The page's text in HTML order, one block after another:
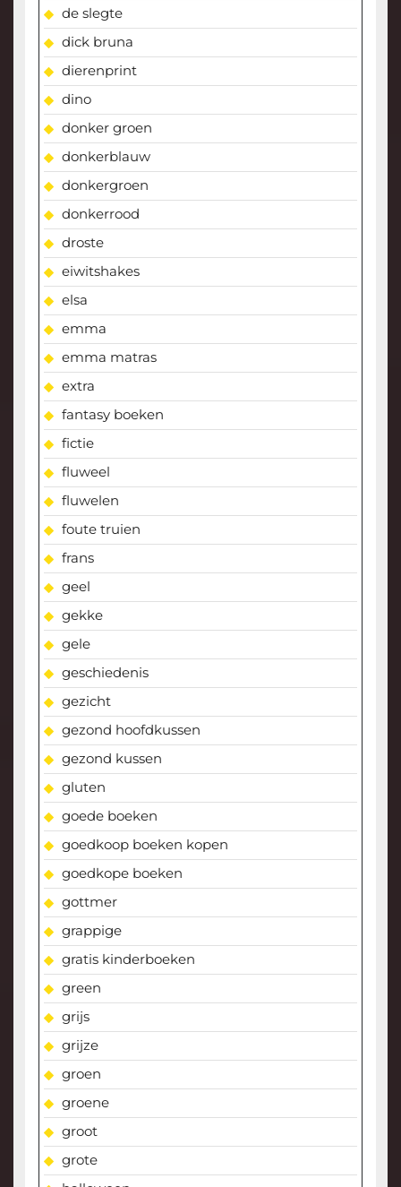
de slegte
dick bruna
dierenprint
dino
donker groen
donkerblauw
donkergroen
donkerrood
droste
eiwitshakes
elsa
emma
emma matras
extra
fantasy boeken
fictie
fluweel
fluwelen
foute truien
frans
geel
gekke
gele
geschiedenis
gezicht
gezond hoofdkussen
gezond kussen
gluten
goede boeken
goedkoop boeken kopen
goedkope boeken
gottmer
grappige
gratis kinderboeken
green
grijs
grijze
groen
groene
groot
grote